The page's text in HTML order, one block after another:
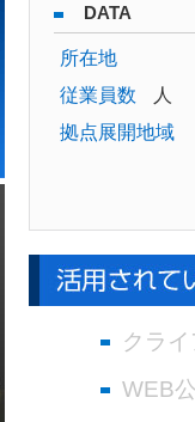
DATA
所在地
従業員数
人
拠点展開地域
クラ
WEB